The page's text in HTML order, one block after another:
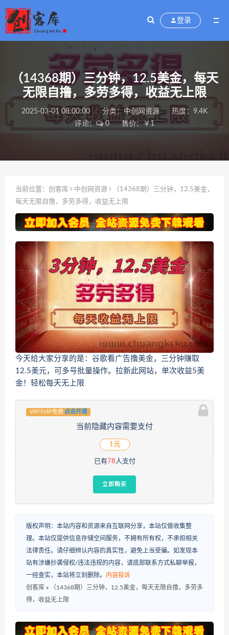
登录
（14368期）三分钟，12.5美金，每天
无限自撸，多劳多得，收益无上限
2025-03-01 08:00:00 分类：中创网资源
热度：9.4K
评论：
0 售价：￥1
当前位置： 创客库 中创网资源
（14368期）三分钟，12.5美金，
每天无限自撸，多劳多得，收益无上限
今天给大家分享的是：谷歌看广告撸美金，三分钟赚取
12.5美元，可多号批量操作。拉新此网站，单次收益5美
金！轻松每天无上限
VIP/SVIP免费 点击开通
当前隐藏内容需要支付
1元
已有78人支付
立即购买
版权声明：本站内容和资源来自互联网分享，本站仅做收集整
理。本站仅提供信息存储空间服务，不拥有所有权，不承担相关
法律责任。请仔细辨认内容的真实性，避免上当受骗。如发现本
站有涉嫌抄袭侵权/违法违规的内容，请底部联系方式私聊举报，
一经查实，本站将立刻删除。 内容投诉
创客库 »
（14368期）三分钟，12.5美金，每天无限自撸，多劳多
得，收益无上限